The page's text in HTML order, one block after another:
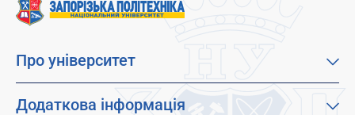
Про університет
Місія, візія та цінності
Додаткова інформація